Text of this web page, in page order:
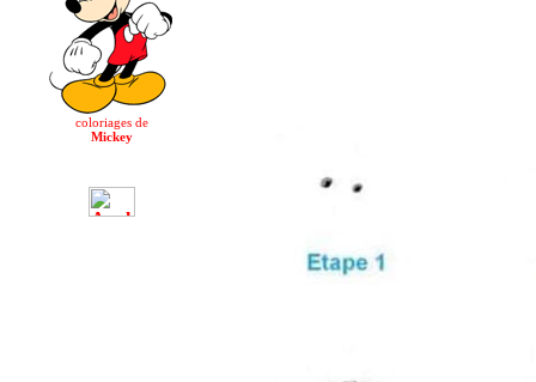
coloriages de
Mickey